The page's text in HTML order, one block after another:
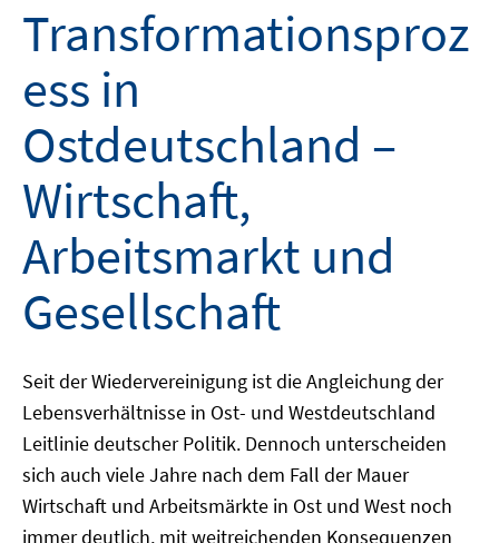
Transformationsproz
ess in
Ostdeutschland –
Wirtschaft,
Arbeitsmarkt und
Gesellschaft
Seit der Wiedervereinigung ist die Angleichung der
Lebensverhältnisse in Ost- und Westdeutschland
Leitlinie deutscher Politik. Dennoch unterscheiden
sich auch viele Jahre nach dem Fall der Mauer
Wirtschaft und Arbeitsmärkte in Ost und West noch
immer deutlich, mit weitreichenden Konsequenzen